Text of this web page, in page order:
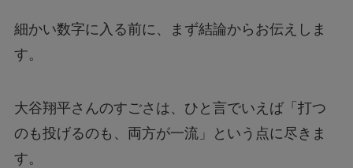
細かい数字に入る前に、まず結論からお伝えしま
す。
大谷翔平さんのすごさは、ひと言でいえば「打つ
のも投げるのも、両方が一流」という点に尽きま
す。